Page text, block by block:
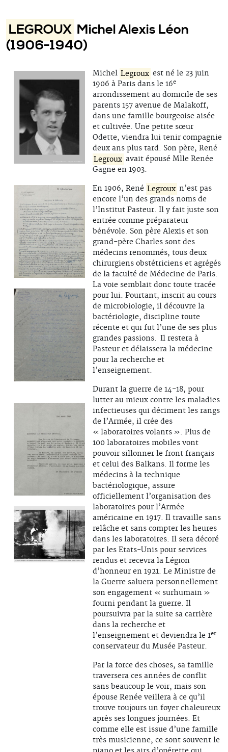
LEGROUX Michel Alexis Léon
(1906-1940)
Michel Legroux est né le 23 juin
1906 à Paris dans le 16e
arrondissement au domicile de ses
parents 157 avenue de Malakoff,
dans une famille bourgeoise aisée
et cultivée. Une petite sœur
Odette, viendra lui tenir compagnie
deux ans plus tard. Son père, René
Legroux avait épousé Mlle Renée
Gagne en 1903.
En 1906, René Legroux n’est pas
encore l’un des grands noms de
l’Institut Pasteur. Il y fait juste son
entrée comme préparateur
bénévole. Son père Alexis et son
grand-père Charles sont des
médecins renommés, tous deux
chirurgiens obstétriciens et agrégés
de la faculté de Médecine de Paris.
La voie semblait donc toute tracée
pour lui. Pourtant, inscrit au cours
de microbiologie, il découvre la
bactériologie, discipline toute
récente et qui fut l’une de ses plus
grandes passions. Il restera à
Pasteur et délaissera la médecine
pour la recherche et
l’enseignement.
Durant la guerre de 14-18, pour
lutter au mieux contre les maladies
infectieuses qui déciment les rangs
de l’Armée, il crée des
« laboratoires volants ». Plus de
100 laboratoires mobiles vont
pouvoir sillonner le front français
et celui des Balkans. Il forme les
médecins à la technique
bactériologique, assure
officiellement l’organisation des
laboratoires pour l’Armée
américaine en 1917. Il travaille sans
relâche et sans compter les heures
dans les laboratoires. Il sera décoré
par les Etats-Unis pour services
rendus et recevra la Légion
d’honneur en 1921. Le Ministre de
la Guerre saluera personnellement
son engagement « surhumain »
fourni pendant la guerre. Il
poursuivra par la suite sa carrière
dans la recherche et
l’enseignement et deviendra le 1er
conservateur du Musée Pasteur.
Par la force des choses, sa famille
traversera ces années de conflit
sans beaucoup le voir, mais son
épouse Renée veillera à ce qu’il
trouve toujours un foyer chaleureux
après ses longues journées. Et
comme elle est issue d’une famille
très musicienne, ce sont souvent le